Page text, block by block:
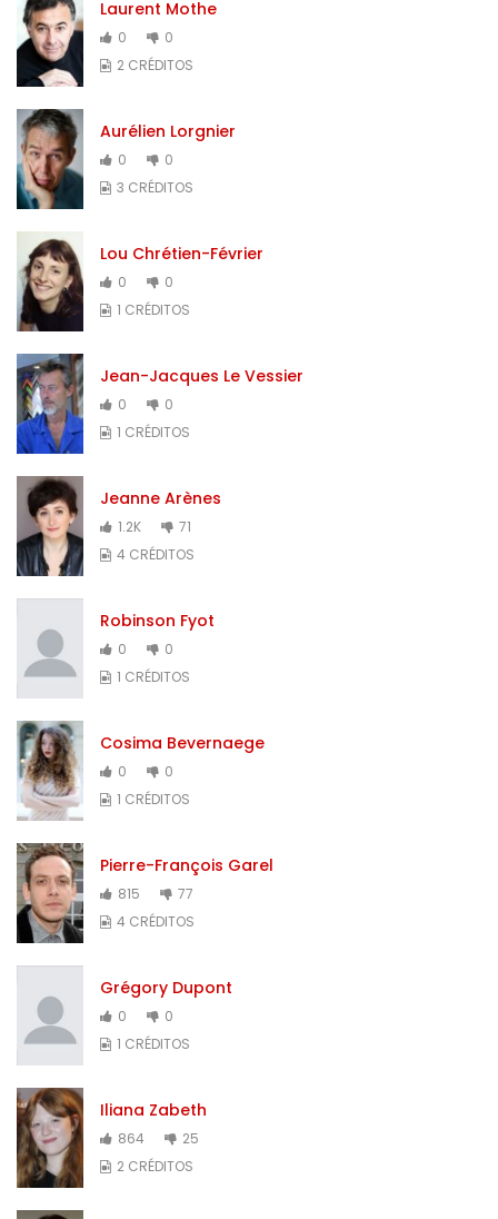
Laurent Mothe
0
0
2 CRÉDITOS
Aurélien Lorgnier
0
0
3 CRÉDITOS
Lou Chrétien-Février
0
0
1 CRÉDITOS
Jean-Jacques Le Vessier
0
0
1 CRÉDITOS
Jeanne Arènes
1.2K
71
4 CRÉDITOS
Robinson Fyot
0
0
1 CRÉDITOS
Cosima Bevernaege
0
0
1 CRÉDITOS
Pierre-François Garel
815
77
4 CRÉDITOS
Grégory Dupont
0
0
1 CRÉDITOS
Iliana Zabeth
864
25
2 CRÉDITOS